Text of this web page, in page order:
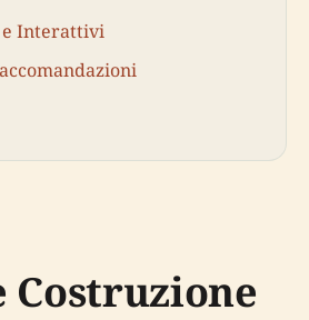
Interattivi
Costruzione